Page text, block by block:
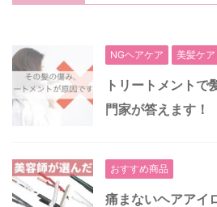
NGヘアケア 美髪ケア
トリートメントで
門家が答えます！
おすすめ商品
痛まないヘアアイ